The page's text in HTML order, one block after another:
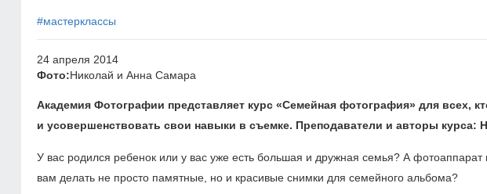
#мастерклассы
24 апреля 2014
Фото:Николай и Анна Самара
Академия Фотографии представляет курс «Семейная фотография» для всех,
и усовершенствовать свои навыки в съемке. Преподаватели и авторы курса:
У вас родился ребенок или у вас уже есть большая и дружная семья? А фотоаппарат
вам делать не просто памятные, но и красивые снимки для семейного альбома?